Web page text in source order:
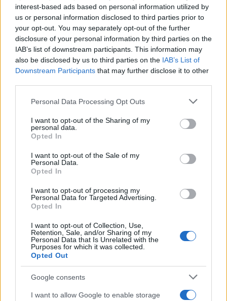
interest-based ads based on personal information utilized by
us or personal information disclosed to third parties prior to
your opt-out. You may separately opt-out of the further
disclosure of your personal information by third parties on the
IAB’s list of downstream participants. This information may
also be disclosed by us to third parties on the IAB’s List of
Downstream Participants that may further disclose it to other
Please note that this website/app uses one or more Google
not limited to your visit or usage behaviour. You may click to
grant or deny consent to Google and its third-party tags to
use your data for below specified purposes in below Google
consent section.
Personal Data Processing Opt Outs
I want to opt-out of the Sharing of my
personal data.
Opted In
I want to opt-out of the Sale of my
Personal Data.
Opted In
I want to opt-out of processing my
Personal Data for Targeted Advertising.
Opted In
I want to opt-out of Collection, Use,
Retention, Sale, and/or Sharing of my
Personal Data that Is Unrelated with the
Purposes for which it was collected.
Opted Out
Google consents
I want to allow Google to enable storage
együtt is maradnak, és az is lehet, hogy új szerelmek
szövődnek...
A Magyar Nemzeti Táncegyüttes lett idén „az évad
együttese”, nyilván ennek is köszönhető, hogy
Egri csillagok
gondolom, a néptánc műfajából adódik, hogy ugrós,
középkori táncokkal foglalkozunk, de szívesen
volt, hogy újból egy 16. századbeli történetet vettünk elő.
Egyaránt örömet okoz, ha a Rákóczi- vagy a ’48-as
szabadságharcról, illetve a török időkről kell darabot
készíteni. A mostani premiert az irodalmi megszólalások
teszik izgalmassá, de a népzenei betétek és a kortárs zene
keveredése, illetve Benji szimfonikus zenekarra írt dallamai
szintén színesítik.Az együttes feladatának tartja, hogy
megismertesse a fiatalokkal a magyar történelmet. Ha